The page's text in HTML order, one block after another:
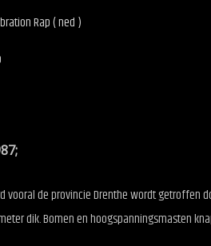
Rap ( ned )
de provincie Drenthe wordt getroffen
dik. Bomen en hoogspanningsmasten